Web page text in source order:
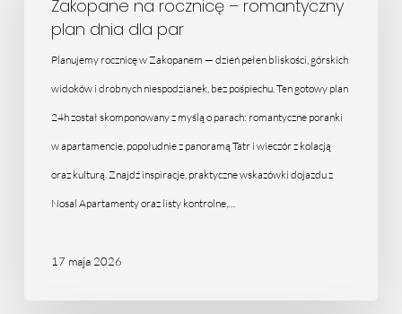
rocznicę
romantyczny
plan
dnia
Zakopane na rocznicę – romantyczny
plan dnia dla par
Planujemy rocznicę w Zakopanem — dzień pełen bliskości, górskich
widoków i drobnych niespodzianek, bez pośpiechu. Ten gotowy plan
24h został skomponowany z myślą o parach: romantyczne poranki
w apartamencie, popołudnie z panoramą Tatr i wieczór z kolacją
oraz kulturą. Znajdź inspiracje, praktyczne wskazówki dojazdu z
Nosal Apartamenty oraz listy kontrolne,…
17 maja 2026